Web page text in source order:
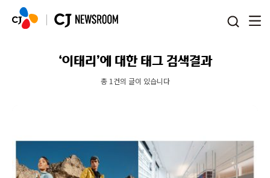
‘이태리’에 대한 태그 검색결과
총 1건의 글이 있습니다